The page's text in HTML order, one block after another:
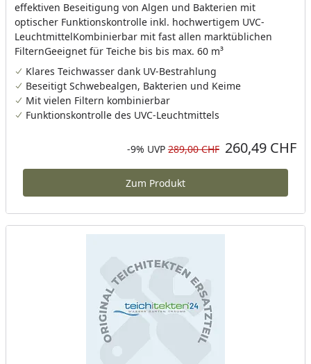
effektiven Beseitigung von Algen und Bakterien mit
optischer Funktionskontrolle inkl. hochwertigem UVC-
LeuchtmittelKombinierbar mit fast allen marktüblichen
FilternGeeignet für Teiche bis bis max. 60 m³
Klares Teichwasser dank UV-Bestrahlung
Beseitigt Schwebealgen, Bakterien und Keime
Mit vielen Filtern kombinierbar
Funktionskontrolle des UVC-Leuchtmittels
Rabatt in Prozent
-9%
Ursprünglicher Preis
UVP 289,00 CHF
Aktueller Preis 260,49 CHF
Zum Produkt